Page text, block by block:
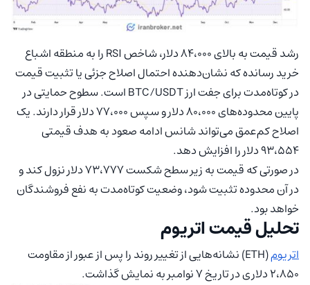
رشد قیمت به بالای ۸۴،۰۰۰ دلار، شاخص RSI را به منطقه اشباع
خرید رسانده که نشان‌دهنده احتمال اصلاح جزئی یا تثبیت قیمت
در کوتاه‌مدت برای جفت ارز BTC/USDT است. سطوح حمایتی در
پایین محدوده‌های ۸۰،۰۰۰ دلار و سپس ۷۷،۰۰۰ دلار قرار دارند. یک
اصلاح کم‌عمق می‌تواند شانس ادامه صعود به هدف قیمتی
۹۳،۵۵۴ دلار را افزایش دهد.
در صورتی که قیمت به زیر سطح شکست ۷۳،۷۷۷ دلار نزول کند و
در آن محدوده تثبیت شود، وضعیت کوتاه‌مدت به نفع فروشندگان
خواهد بود.
تحلیل قیمت اتریوم
اتریوم
(ETH) نشانه‌هایی از تغییر روند را پس از عبور از مقاومت
۲،۸۵۰ دلاری در تاریخ ۷ نوامبر به نمایش گذاشت.